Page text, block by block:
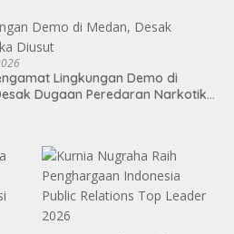
Lingkungan Demo di
Dugaan Peredaran Narkotika